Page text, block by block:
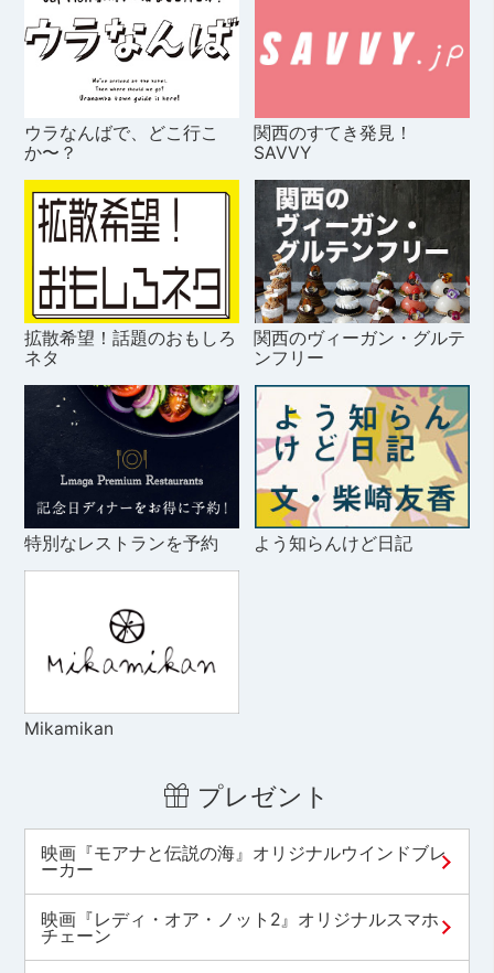
ウラなんばで、どこ行こ
か〜？
関西のすてき発見！
SAVVY
拡散希望！話題のおもしろ
ネタ
関西のヴィーガン・グルテ
ンフリー
特別なレストランを予約 よう知らんけど日記
Mikamikan
プレゼント
映画『モアナと伝説の海』オリジナルウインドブレ
ーカー
映画『レディ・オア・ノット2』オリジナルスマホ
チェーン